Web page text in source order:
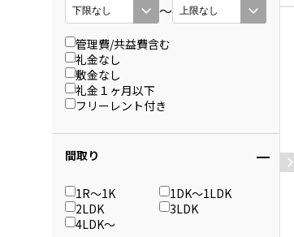
〜
管理費/共益費含む
礼金なし
敷金なし
礼金１ヶ月以下
フリーレント付き
間取り
1R〜1K
1DK〜1LDK
2LDK
3LDK
4LDK〜